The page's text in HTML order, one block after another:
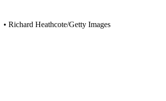
• Richard Heathcote/Getty Images